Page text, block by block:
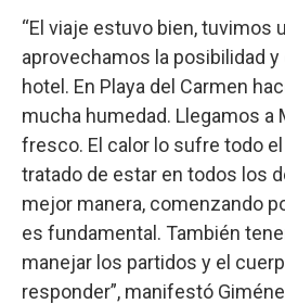
“El viaje estuvo bien, tuvimos
aprovechamos la posibilidad
hotel. En Playa del Carmen
mucha humedad. Llegamos a
fresco. El calor lo sufre todo
tratado de estar en todos los
mejor manera, comenzando
es fundamental. También
manejar los partidos y el
responder”, manifestó